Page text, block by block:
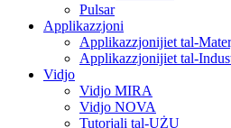
Pulsar
Applikazzjoni
Applikazzjonijiet tal-
Applikazzjonijiet tal-
Vidjo
Vidjo MIRA
Vidjo NOVA
Tutorjali tal-UŻU